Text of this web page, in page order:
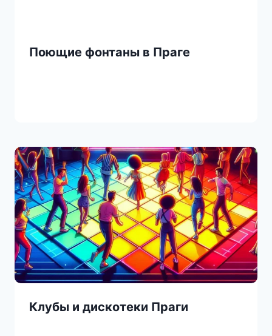
Поющие фонтаны в Праге
Клубы и дискотеки Праги